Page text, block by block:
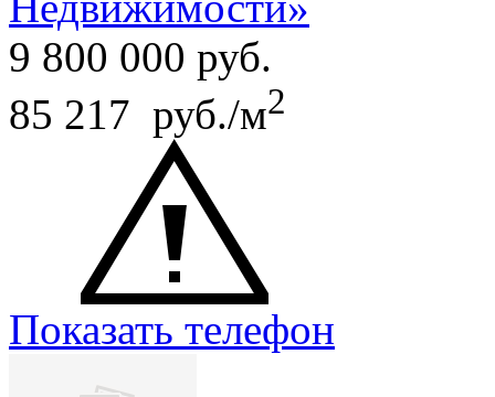
9 800 000 руб.
85 217 руб./м2
Показать телефон